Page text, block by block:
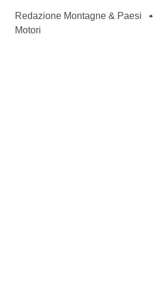
Redazione Montagne & Paesi
Motori